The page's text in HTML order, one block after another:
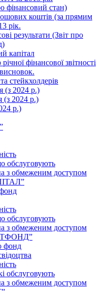
фінансовий стан)
коштів (за прямим
рік.
результати (Звіт про
капітал
фінансової звітності
стейкхолдерів
(з 2024 р.)
(з 2024 р.)
р.)
обслуговують
з обмеженим доступом
обслуговують
з обмеженим доступом
фонд
обслуговують
з обмеженим доступом